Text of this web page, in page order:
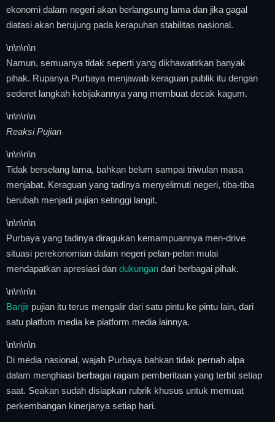
ekonomi dalam negeri akan berlangsung lama dan jika gagal
diatasi akan berujung pada kerapuhan stabilitas nasional.
\n\n\n\n
Namun, semuanya tidak seperti yang dikhawatirkan banyak
pihak. Rupanya Purbaya menjawab keraguan publik itu dengan
sederet langkah kebijakannya yang membuat decak kagum.
\n\n\n\n
Reaksi Pujian
\n\n\n\n
Tidak berselang lama, bahkan belum sampai triwulan masa
menjabat. Keraguan yang tadinya menyelimuti negeri, tiba-tiba
berubah menjadi pujian setinggi langit.
\n\n\n\n
Purbaya yang tadinya diragukan kemampuannya men-drive
situasi perekonomian dalam negeri pelan-pelan mulai
mendapatkan apresiasi dan dukungan dari berbagai pihak.
\n\n\n\n
Banjir pujian itu terus mengalir dari satu pintu ke pintu lain, dari
satu platfom media ke platform media lainnya.
\n\n\n\n
Di media nasional, wajah Purbaya bahkan tidak pernah alpa
dalam menghiasi berbagai ragam pemberitaan yang terbit setiap
saat. Seakan sudah disiapkan rubrik khusus untuk memuat
perkembangan kinerjanya setiap hari.